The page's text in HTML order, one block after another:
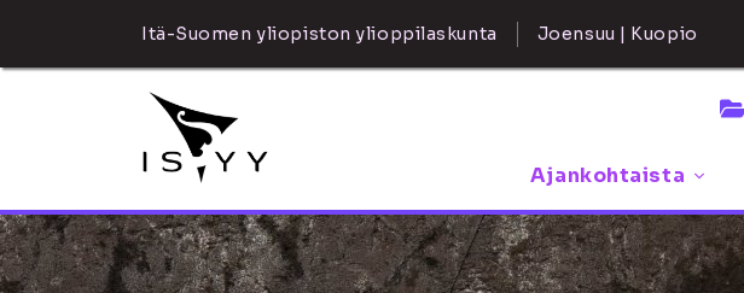
Itä-Suomen yliopiston ylioppilaskunta Joensuu | Kuopio
Ajankohtaista